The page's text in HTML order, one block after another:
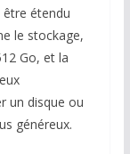
être étendu
le stockage,
Go, et la
un disque ou
généreux.